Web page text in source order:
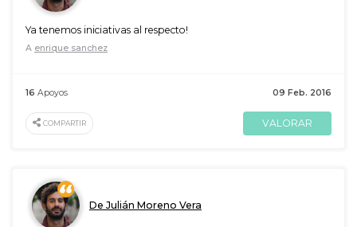
Ya tenemos iniciativas al respecto!
A enrique sanchez
09 Feb. 2016
16 Apoyos
COMPARTIR VALORAR
De Julián Moreno Vera